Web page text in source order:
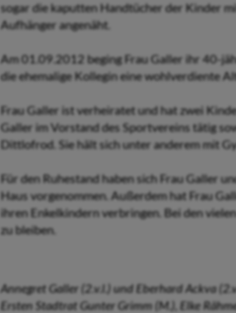
sogar die kaputten Handtücher der Kinder
Aufhänger angenäht.
Am 01.09.2012 beging Frau Galler ihr 40-
die ehemalige Kollegin eine wohlverdiente
Frau Galler ist verheiratet und hat zwei
Galler im Vorstand des Sportvereins tätig
Dittlofrod. Sie hält sich unter anderem mit
Für den Ruhestand haben sich Frau Galler
Haus vorgenommen. Außerdem hat Frau
ihren Enkelkindern verbringen. Bei den
zu bleiben.
Annegret Galler (2.v.l.) und Eberhard Ackva
Ersten Stadtrat Gunter Grimm (M.), Elke